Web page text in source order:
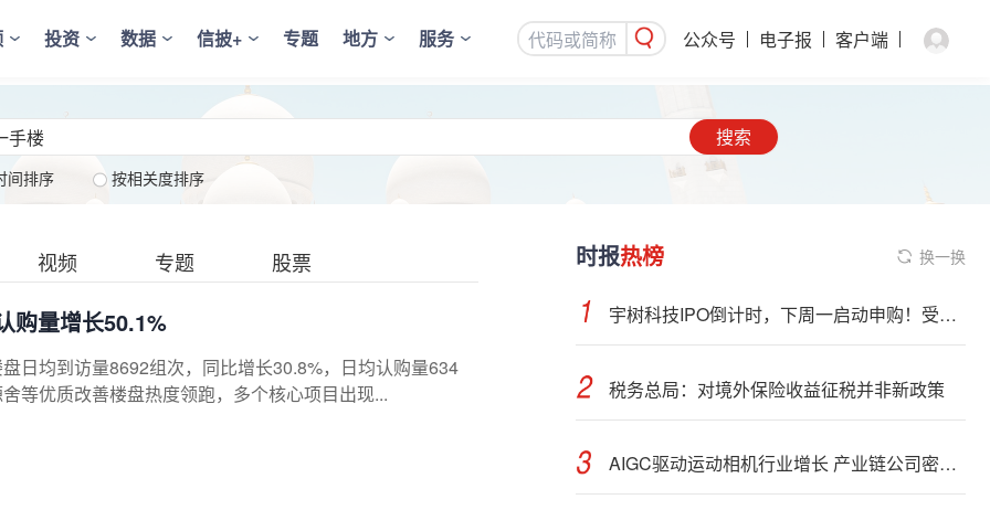
投资 数据 信披+ 专题 地方 服务 公众号 电子报 客户端
搜索
间排序 按相关度排序
视频 专题 股票
购量增长50.1%
日均到访量8692组次，同比增长30.8%，日均认购量634
等优质改善楼盘热度领跑，多个核心项目出现...
时报热榜 换一换
宇树科技IPO倒计时，下周一启动申购！受益股曝光
税务总局：对境外保险收益征税并非新政策
AIGC驱动运动相机行业增长 产业链公司密集布局光学与AI芯片